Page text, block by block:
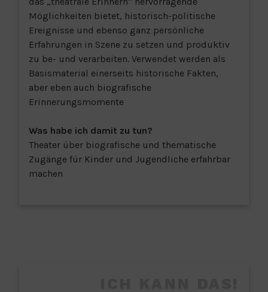
Möglichkeiten bietet, historisch-politische
Ereignisse und ebenso ganz persönliche
Erfahrungen in Szene zu setzen und produktiv
zu be- und verarbeiten. Verwendet werden als
Basismaterial einerseits historische Fakten,
aber eben auch biografische
Erinnerungsmomente
Was habe ich damit zu tun?
Theater über biografische und thematische
Zugänge für Kinder und Jugendliche erfahrbar
machen